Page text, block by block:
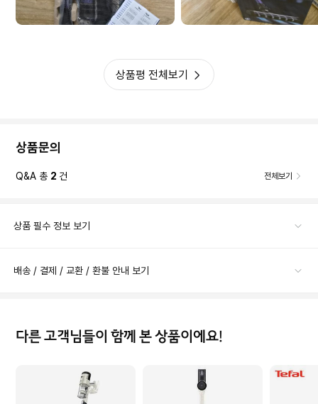
상품평 전체보기
상품문의
Q&A 총 2 건 전체보기
상품 필수 정보 보기
배송 / 결제 / 교환 / 환불 안내 보기
다른 고객님들이 함께 본 상품이에요!